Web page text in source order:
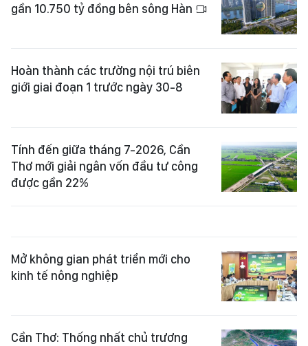
gần 10.750 tỷ đồng bên sông Hàn
Hoàn thành các trường nội trú biên
giới giai đoạn 1 trước ngày 30-8
Tính đến giữa tháng 7-2026, Cần
Thơ mới giải ngân vốn đầu tư công
được gần 22%
Mở không gian phát triển mới cho
kinh tế nông nghiệp
Cần Thơ: Thống nhất chủ trương